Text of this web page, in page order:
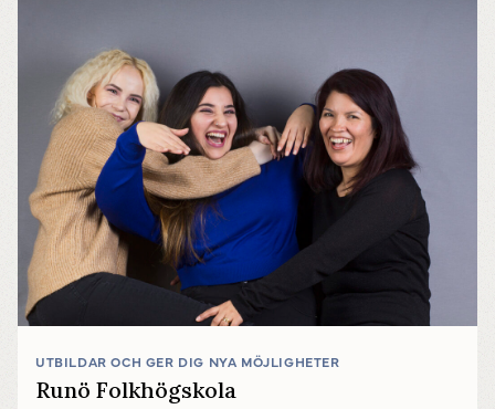
UTBILDAR OCH GER DIG NYA MÖJLIGHETER
Runö Folkhögskola